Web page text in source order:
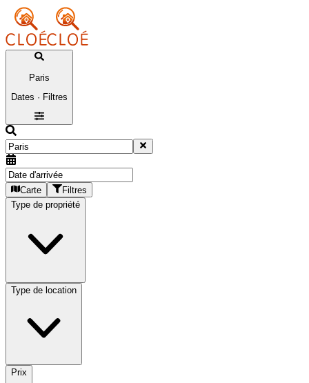
Paris
Dates · Filtres
Carte
Filtres
Type de propriété
Type de location
Prix